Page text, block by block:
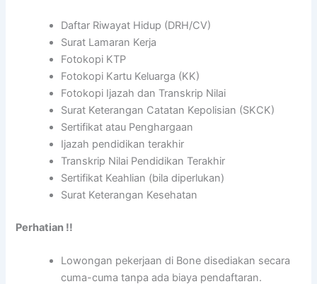
Daftar Riwayat Hidup (DRH/CV)
Surat Lamaran Kerja
Fotokopi KTP
Fotokopi Kartu Keluarga (KK)
Fotokopi Ijazah dan Transkrip Nilai
Surat Keterangan Catatan Kepolisian (SKCK)
Sertifikat atau Penghargaan
Ijazah pendidikan terakhir
Transkrip Nilai Pendidikan Terakhir
Sertifikat Keahlian (bila diperlukan)
Surat Keterangan Kesehatan
Perhatian !!
Lowongan pekerjaan di Bone disediakan secara
cuma-cuma tanpa ada biaya pendaftaran.